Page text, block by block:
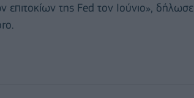
της Fed τον Ιούνιο», δήλωσε